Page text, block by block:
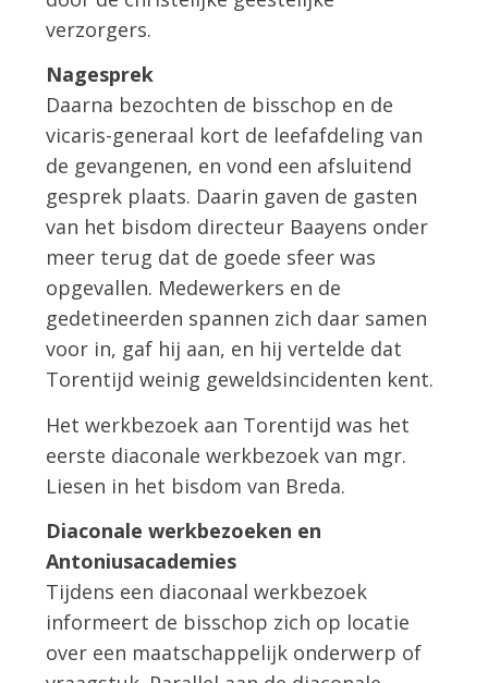
verzorgers.
Nagesprek
Daarna bezochten de bisschop en de
vicaris-generaal kort de leefafdeling van
de gevangenen, en vond een afsluitend
gesprek plaats. Daarin gaven de gasten
van het bisdom directeur Baayens onder
meer terug dat de goede sfeer was
opgevallen. Medewerkers en de
gedetineerden spannen zich daar samen
voor in, gaf hij aan, en hij vertelde dat
Torentijd weinig geweldsincidenten kent.
Het werkbezoek aan Torentijd was het
eerste diaconale werkbezoek van mgr.
Liesen in het bisdom van Breda.
Diaconale werkbezoeken en
Antoniusacademies
Tijdens een diaconaal werkbezoek
informeert de bisschop zich op locatie
over een maatschappelijk onderwerp of